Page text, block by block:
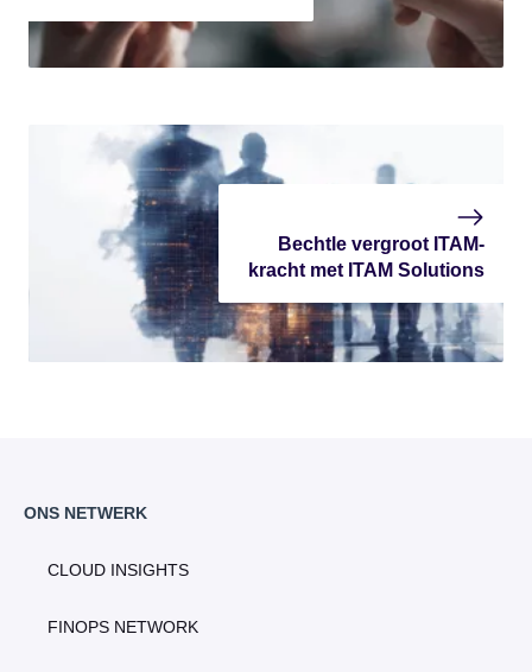
Bechtle vergroot ITAM-
kracht met ITAM Solutions
ONS NETWERK
CLOUD INSIGHTS
FINOPS NETWORK